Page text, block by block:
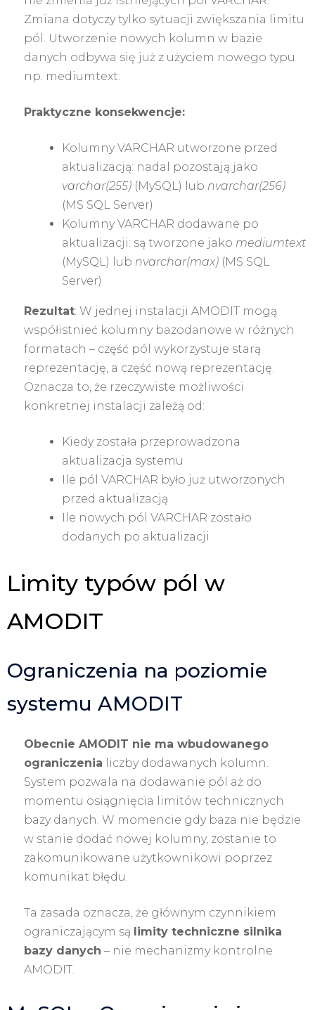
Zmiana dotyczy tylko sytuacji zwiększania limitu
pól. Utworzenie nowych kolumn w bazie
danych odbywa się już z użyciem nowego typu
np. mediumtext.
Praktyczne konsekwencje:
Kolumny VARCHAR utworzone przed
aktualizacją: nadal pozostają jako
varchar(255) (MySQL) lub nvarchar(256)
(MS SQL Server)
Kolumny VARCHAR dodawane po
aktualizacji: są tworzone jako mediumtext
(MySQL) lub nvarchar(max) (MS SQL
Server)
Rezultat: W jednej instalacji AMODIT mogą
współistnieć kolumny bazodanowe w różnych
formatach – część pól wykorzystuje starą
reprezentację, a część nową reprezentację.
Oznacza to, że rzeczywiste możliwości
konkretnej instalacji zależą od:
Kiedy została przeprowadzona
aktualizacja systemu
Ile pól VARCHAR było już utworzonych
przed aktualizacją
Ile nowych pól VARCHAR zostało
dodanych po aktualizacji
Limity typów pól w
AMODIT
Ograniczenia na poziomie
systemu AMODIT
Obecnie AMODIT nie ma wbudowanego
ograniczenia liczby dodawanych kolumn.
System pozwala na dodawanie pól aż do
momentu osiągnięcia limitów technicznych
bazy danych. W momencie gdy baza nie będzie
w stanie dodać nowej kolumny, zostanie to
zakomunikowane użytkownikowi poprzez
komunikat błędu.
Ta zasada oznacza, że głównym czynnikiem
ograniczającym są limity techniczne silnika
bazy danych – nie mechanizmy kontrolne
AMODIT.